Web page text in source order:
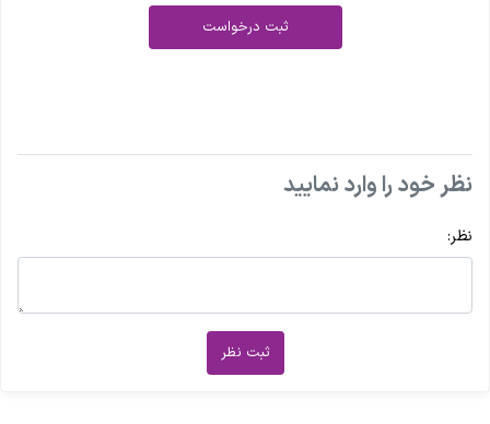
ثبت درخواست
نظر خود را وارد نمایید
نظر:
ثبت نظر